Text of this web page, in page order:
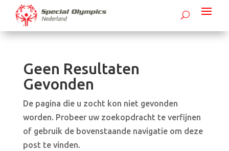
Geen Resultaten
Gevonden
De pagina die u zocht kon niet gevonden
worden. Probeer uw zoekopdracht te verfijnen
of gebruik de bovenstaande navigatie om deze
post te vinden.